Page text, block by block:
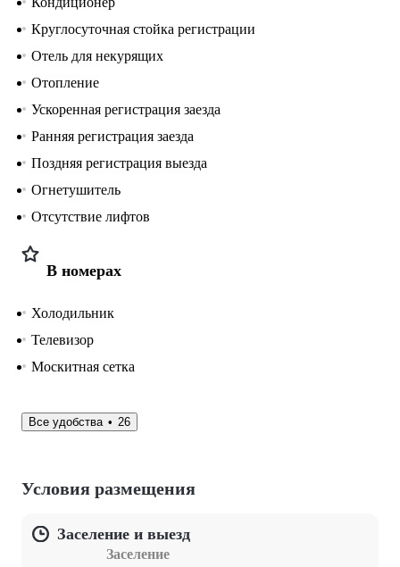
Круглосуточная стойка регистрации
Отель для некурящих
Отопление
Ускоренная регистрация заезда
Ранняя регистрация заезда
Поздняя регистрация выезда
Огнетушитель
Отсутствие лифтов
В номерах
Холодильник
Телевизор
Москитная сетка
Все удобства 26
Условия размещения
Заселение и выезд
Заселение